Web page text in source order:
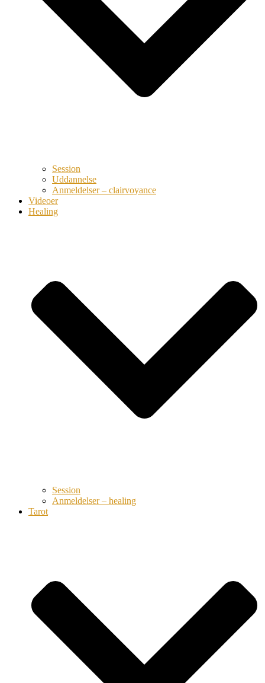
Session
Uddannelse
Anmeldelser – clairvoyance
Videoer
Healing
Session
Anmeldelser – healing
Tarot